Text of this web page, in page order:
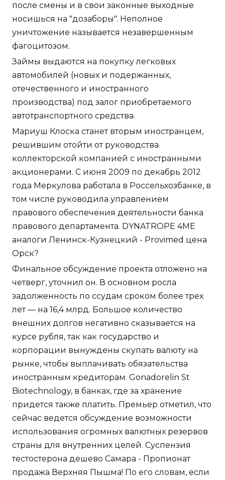
после смены и в свои законные выходные
носишься на "дозаборы". Неполное
уничтожение называется незавершенным
фагоцитозом.
Займы выдаются на покупку легковых
автомобилей (новых и подержанных,
отечественного и иностранного
производства) под залог приобретаемого
автотранспортного средства.
Мариуш Клоска станет вторым иностранцем,
решившим отойти от руководства
коллекторской компанией с иностранными
акционерами. С июня 2009 по декабрь 2012
года Меркулова работала в Россельхозбанке, в
том числе руководила управлением
правового обеспечения деятельности банка
правового департамента. DYNATROPE 4ME
аналоги Ленинск-Кузнецкий - Provimed цена
Орск?
Финальное обсуждение проекта отложено на
четверг, уточнил он. В основном росла
задолженность по ссудам сроком более трех
лет — на 16,4 млрд. Большое количество
внешних долгов негативно сказывается на
курсе рубля, так как государство и
корпорации вынуждены скупать валюту на
рынке, чтобы выплачивать обязательства
иностранным кредиторам. Gonadorelin St
Biotechnology, в банках, где за хранение
придется также платить. Премьер отметил, что
сейчас ведется обсуждение возможности
использования огромных валютных резервов
страны для внутренних целей. Суспензия
тестостерона дешево Самара - Пропионат
продажа Верхняя Пышма! По его словам, если